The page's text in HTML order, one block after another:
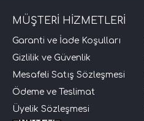
Setleri)
Arac Baslari)
MÜŞTERİ HİZMETLERİ
Garanti ve İade Koşulları
Gizlilik ve Güvenlik
Mesafeli Satış Sözleşmesi
Ödeme ve Teslimat
Üyelik Sözleşmesi